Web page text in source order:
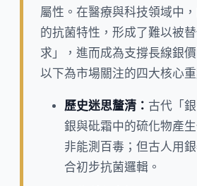
屬性。在醫療與科技領域中
的抗菌特性，形成了難以被
求」，進而成為支撐長線銀
以下為市場關注的四大核心重
歷史迷思釐清： 古代「
銀與砒霜中的硫化物產
非能測百毒；但古人用
合初步抗菌邏輯。